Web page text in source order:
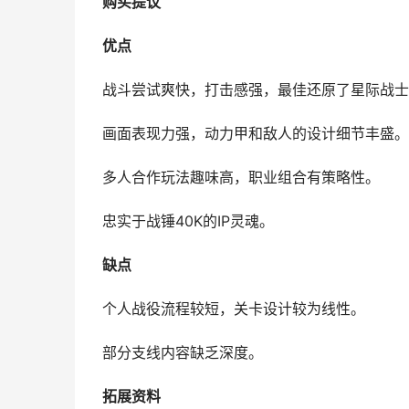
优点
战斗尝试爽快，打击感强，最佳还原了星际战
画面表现力强，动力甲和敌人的设计细节丰盛。
多人合作玩法趣味高，职业组合有策略性。
忠实于战锤40K的IP灵魂。
缺点
个人战役流程较短，关卡设计较为线性。
部分支线内容缺乏深度。
拓展资料